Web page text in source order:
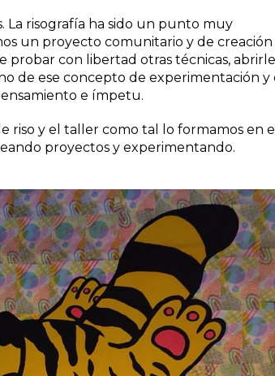
La risografía ha sido un punto muy
un proyecto comunitario y de creación
probar con libertad otras técnicas,
de ese concepto de experimentación y
e ímpetu.
riso y el taller como tal lo formamos en el
proyectos y experimentando.